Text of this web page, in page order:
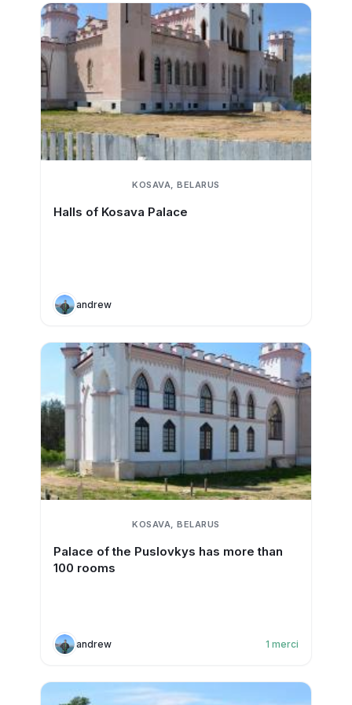
KOSAVA, BELARUS
Halls of Kosava Palace
andrew
KOSAVA, BELARUS
Palace of the Puslovkys has more than
100 rooms
andrew 1 merci